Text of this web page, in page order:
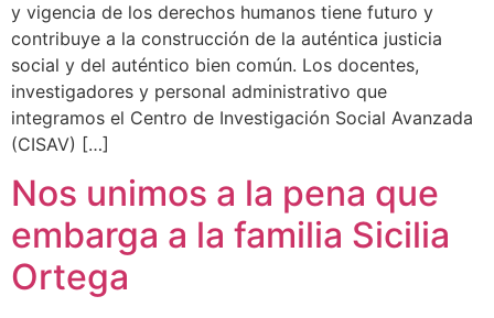
y vigencia de los derechos humanos tiene futuro y
contribuye a la construcción de la auténtica justicia
social y del auténtico bien común. Los docentes,
investigadores y personal administrativo que
integramos el Centro de Investigación Social Avanzada
(CISAV) […]
Nos unimos a la pena que
embarga a la familia Sicilia
Ortega